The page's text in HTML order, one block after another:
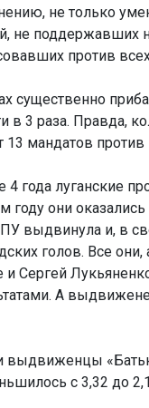
не только
не поддержавших
против
существенно
в 3 раза. Правда,
13 мандатов
года луганские
году они
выдвинула и, в
голов. Все
Сергей
А
выдвиженцы
с 3,32 до